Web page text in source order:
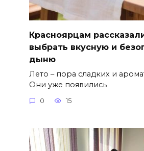
Красноярцам
выбрать вкусную и
дыню
Лето – пора сладких и
Они уже появились
0 15